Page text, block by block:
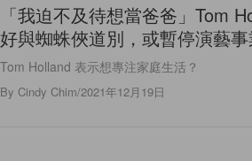
「我迫不及待想當爸爸」Tom
好與蜘蛛俠道別，或暫停演藝事
Tom Holland 表示想專注家庭生活？
By Cindy Chim/2021年12月19日